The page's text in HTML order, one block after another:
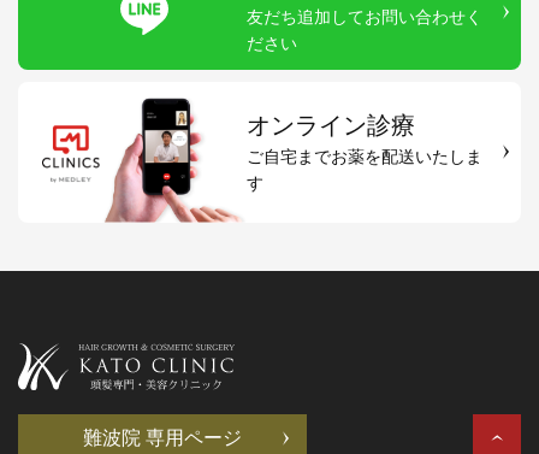
友だち追加してお問い合わせく
ださい
オンライン診療
ご自宅までお薬を配送いたしま
す
難波院 専用ページ